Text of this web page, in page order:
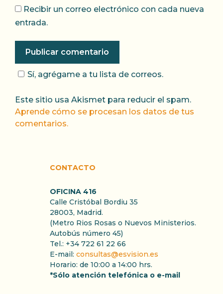
Recibir un correo electrónico con cada nueva
entrada.
Sí, agrégame a tu lista de correos.
Este sitio usa Akismet para reducir el spam.
Aprende cómo se procesan los datos de tus
comentarios.
CONTACTO
OFICINA 416
Calle Cristóbal Bordiu 35
28003, Madrid.
(Metro Rios Rosas o Nuevos Ministerios.
Autobús número 45)
Tel.: +34 722 61 22 66
E-mail: consultas@esvision.es
Horario: de 10:00 a 14:00 hrs.
*Sólo atención telefónica o e-mail